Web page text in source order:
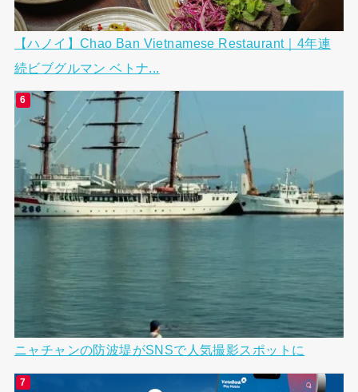
【ハノイ】Chao Ban Vietnamese Restaurant｜4年連
続ビブグルマン ベトナ...
ニャチャンの防波堤がSNSで人気撮影スポットに